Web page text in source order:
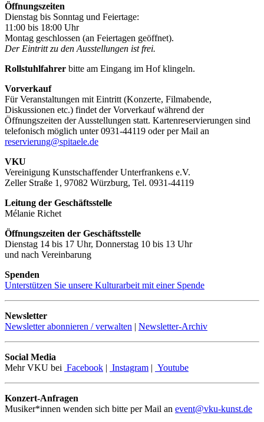
Öffnungszeiten
Dienstag bis Sonntag und Feiertage:
11:00 bis 18:00 Uhr
Montag geschlossen (an Feiertagen geöffnet).
Der Eintritt zu den Ausstellungen ist frei.
Rollstuhlfahrer bitte am Eingang im Hof klingeln.
Vorverkauf
Für Veranstaltungen mit Eintritt (Konzerte, Filmabende,
Diskussionen etc.) findet der Vorverkauf während der
Öffnungszeiten der Ausstellungen statt. Kartenreservierungen sind
telefonisch möglich unter 0931-44119 oder per Mail an
reservierung@spitaele.de
VKU
Vereinigung Kunstschaffender Unterfrankens e.V.
Zeller Straße 1, 97082 Würzburg, Tel. 0931-44119
Leitung der Geschäftsstelle
Mélanie Richet
Öffnungszeiten der Geschäftsstelle
Dienstag 14 bis 17 Uhr, Donnerstag 10 bis 13 Uhr
und nach Vereinbarung
Spenden
Unterstützen Sie unsere Kulturarbeit mit einer Spende
Newsletter
Newsletter abonnieren / verwalten | Newsletter-Archiv
Social Media
Mehr VKU bei Facebook | Instagram | Youtube
Konzert-Anfragen
Musiker*innen wenden sich bitte per Mail an event@vku-kunst.de